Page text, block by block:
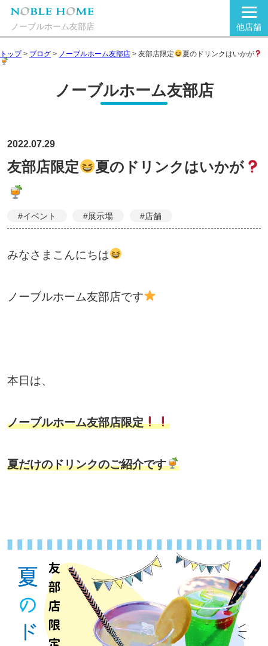
ノーブルホーム友部店 他店舗
トップ> ブログ > ノーブルホーム友部店 > 友部店限定 夏のドリンクはいかが
ノーブルホーム友部店
2022.07.29
友部店限定 夏のドリンクはいかが
#イベント #展示場 #店舗
みなさまこんにちは
ノーブルホーム友部店です
本日は、
ノーブルホーム友部店限定
夏だけのドリンクのご紹介です